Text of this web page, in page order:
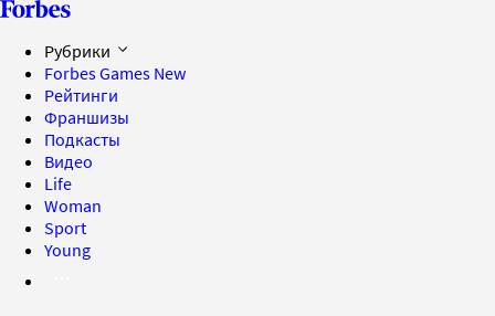
Рубрики
Forbes Games New
Рейтинги
Франшизы
Подкасты
Видео
Life
Woman
Sport
Young